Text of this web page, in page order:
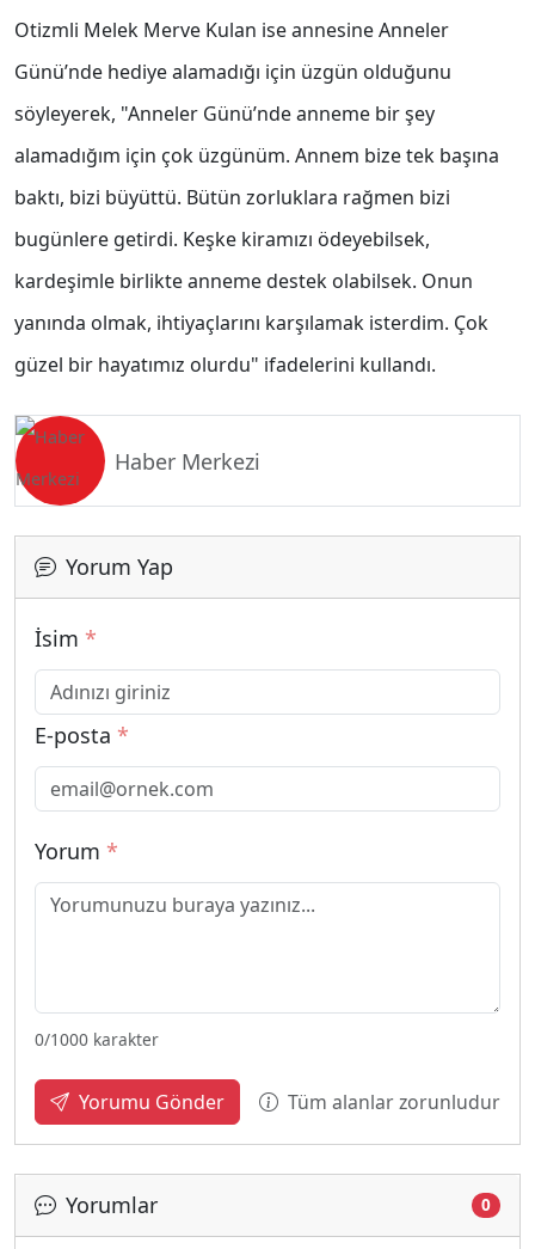
Otizmli Melek Merve Kulan ise annesine Anneler
Günü’nde hediye alamadığı için üzgün olduğunu
söyleyerek, "Anneler Günü’nde anneme bir şey
alamadığım için çok üzgünüm. Annem bize tek başına
baktı, bizi büyüttü. Bütün zorluklara rağmen bizi
bugünlere getirdi. Keşke kiramızı ödeyebilsek,
kardeşimle birlikte anneme destek olabilsek. Onun
yanında olmak, ihtiyaçlarını karşılamak isterdim. Çok
güzel bir hayatımız olurdu" ifadelerini kullandı.
Haber Merkezi
Yorum Yap
İsim *
E-posta *
Yorum *
0/1000 karakter
Yorumu Gönder Tüm alanlar zorunludur
Yorumlar 0